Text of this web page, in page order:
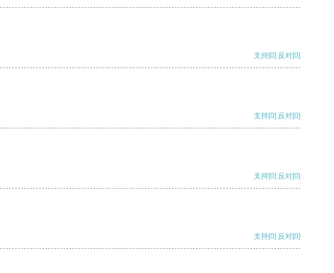
支持[0] 反对[0]
支持[0] 反对[0]
支持[0] 反对[0]
支持[0] 反对[0]